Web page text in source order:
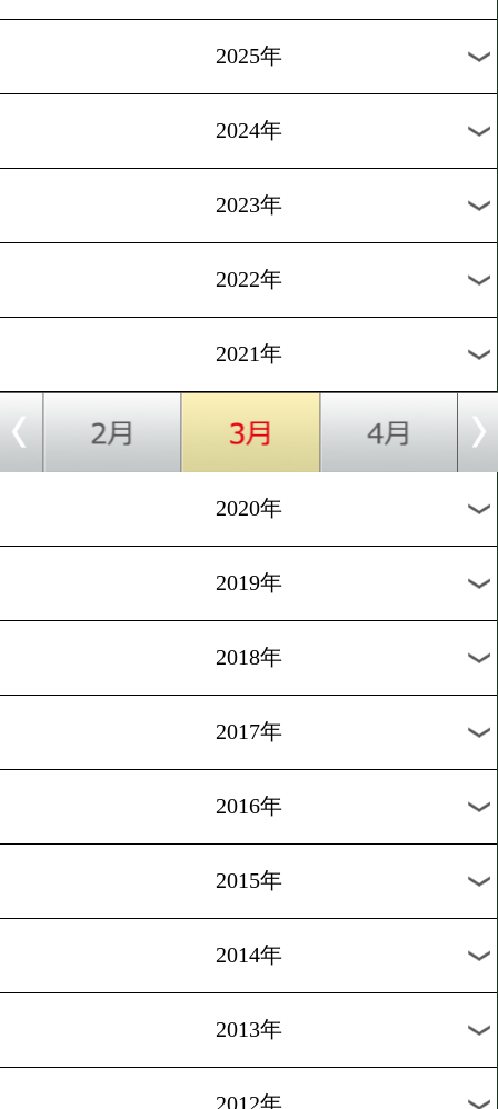
ジェシカ マカー
vs
セシリア
WBA世界ライト級 挑戦者決定12回戦
イサック クルズ
ゴンザレス
ホセ マチア
メロ
会場:米国コネチカット州
月別のタイトル戦
2025年
2024年
2022年
2020年